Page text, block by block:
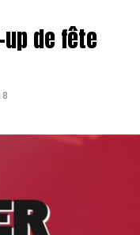
up de fête